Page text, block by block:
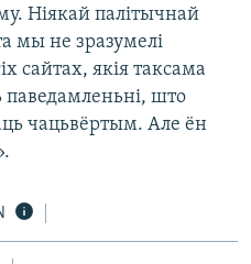
Ніякай палітычнай
мы не зразумелі
сайтах, якія таксама
паведамленьні, што
чацьвёртым. Але ён